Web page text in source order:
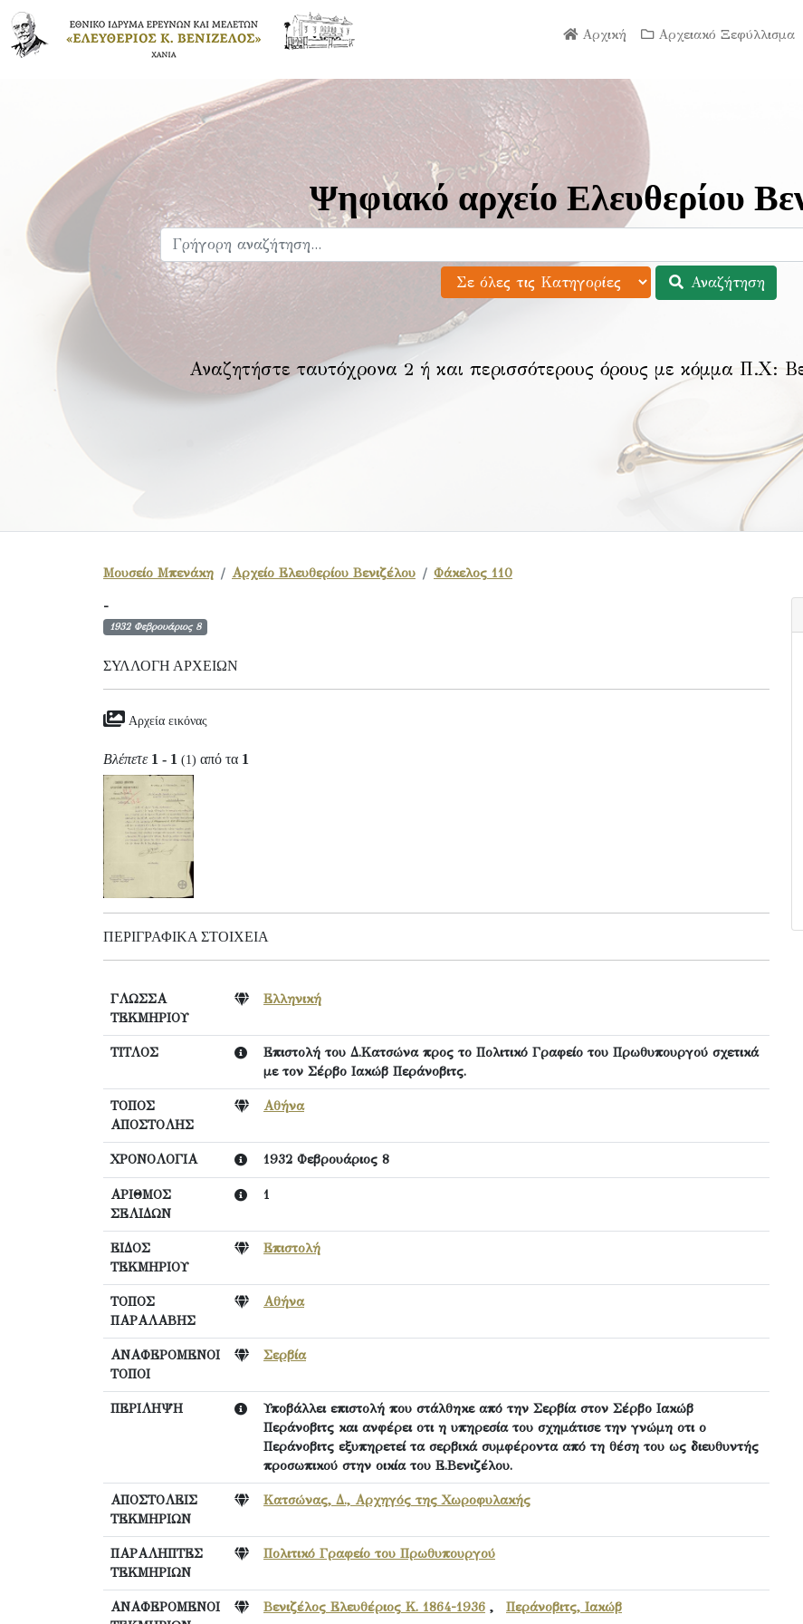
Αρχική Αρχειακό Ξεφύλλισμα
Ψηφιακό αρχείο Ελευθερίου
Αναζήτηση
Αναζητήστε ταυτόχρονα 2 ή και περισσότερους όρους με κόμμα Π.Χ:
Μουσείο Μπενάκη Αρχείο Ελευθερίου Βενιζέλου Φάκελος 110
-
1932 Φεβρουάριος 8
ΣΥΛΛΟΓΉ ΑΡΧΕΊΩΝ
Αρχεία εικόνας
Βλέπετε 1 - 1 (1) από τα 1
ΠΕΡΙΓΡΑΦΙΚΆ ΣΤΟΙΧΕΊΑ
ΓΛΩΣΣΑ
ΤΕΚΜΗΡΙΟΥ
Ελληνική
ΤΙΤΛΟΣ
Επιστολή του Δ.Κατσώνα προς το Πολιτικό Γραφείο του Πρωθυπουργού σχετικά
με τον Σέρβο Ιακώβ Περάνοβιτς.
ΤΟΠΟΣ
ΑΠΟΣΤΟΛΗΣ
Αθήνα
ΧΡΟΝΟΛΟΓΙΑ 1932 Φεβρουάριος 8
ΑΡΙΘΜΟΣ
ΣΕΛΙΔΩΝ
1
ΕΙΔΟΣ
ΤΕΚΜΗΡΙΟΥ
Επιστολή
ΤΟΠΟΣ
ΠΑΡΑΛΑΒΗΣ
Αθήνα
ΑΝΑΦΕΡΟΜΕΝΟΙ
ΤΟΠΟΙ
Σερβία
ΠΕΡΙΛΗΨΗ
Υποβάλλει επιστολή που στάλθηκε από την Σερβία στον Σέρβο Ιακώβ
Περάνοβιτς και ανφέρει οτι η υπηρεσία του σχημάτισε την γνώμη οτι ο
Περάνοβιτς εξυπηρετεί τα σερβικά συμφέροντα από τη θέση του ως διευθυντής
προσωπικού στην οικία του Ε.Βενιζέλου.
ΑΠΟΣΤΟΛΕΙΣ
ΤΕΚΜΗΡΙΩΝ
Κατσώνας, Δ., Αρχηγός της Χωροφυλακής
ΠΑΡΑΛΗΠΤΕΣ
ΤΕΚΜΗΡΙΩΝ
Πολιτικό Γραφείο του Πρωθυπουργού
ΑΝΑΦΕΡΟΜΕΝΟΙ
Βενιζέλος Ελευθέριος Κ. 1864-1936 , Περάνοβιτς, Ιακώβ